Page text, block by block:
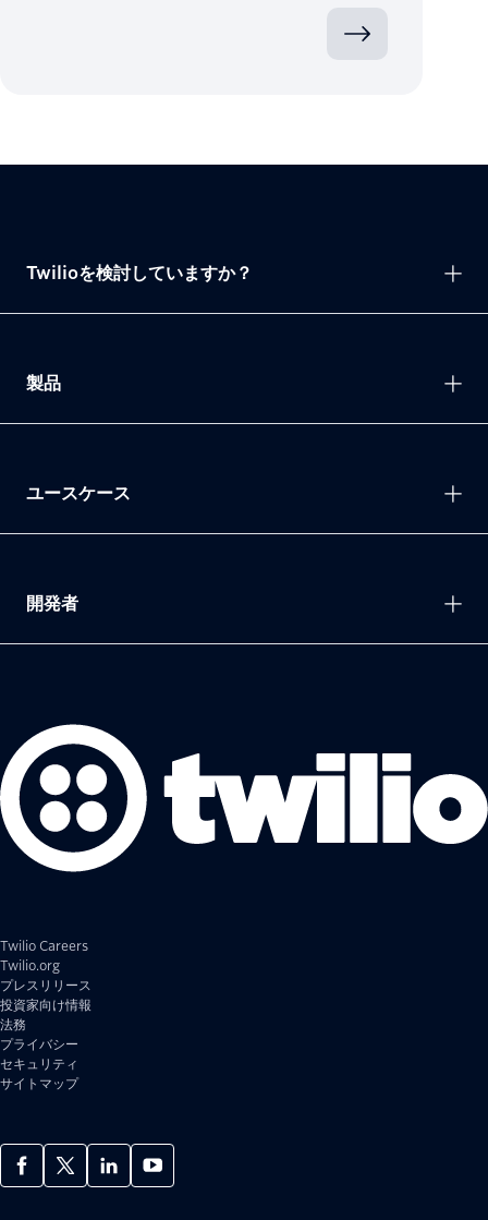
Twilio Careers
Twilio.org
プレスリリース
投資家向け情報
法務
プライバシー
セキュリティ
サイトマップ
Twilioを検討していますか？
製品
ユースケース
開発者